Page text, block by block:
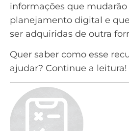
informações que
planejamento digital e
ser adquiridas de outra
Quer saber como esse
ajudar? Continue a leitura!